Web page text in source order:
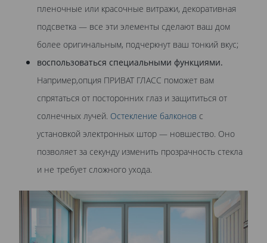
пленочные или красочные витражи, декоративная
подсветка — все эти элементы сделают ваш дом
более оригинальным, подчеркнут ваш тонкий вкус;
воспользоваться специальными функциями.
Например,опция ПРИВАТ ГЛАСС поможет вам
спрятаться от посторонних глаз и защититься от
солнечных лучей. Остекление балконов с
установкой электронных штор — новшество. Оно
позволяет за секунду изменить прозрачность стекла
и не требует сложного ухода.